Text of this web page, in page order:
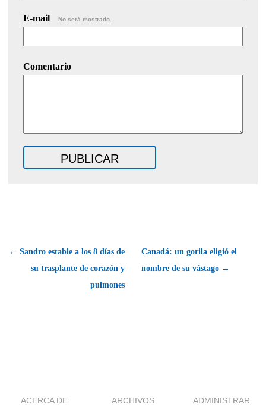
E-mail No será mostrado.
Comentario
← Sandro estable a los 8 días de
su trasplante de corazón y
pulmones
Canadá: un gorila eligió el
nombre de su vástago →
ACERCA DE ARCHIVOS ADMINISTRAR